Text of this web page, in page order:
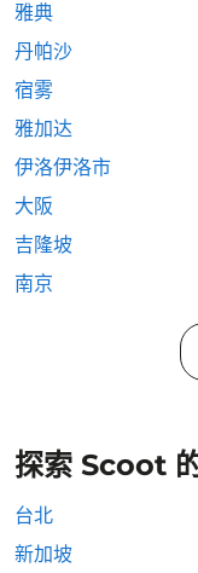
雅典
丹帕沙
宿雾
雅加达
伊洛伊洛市
大阪
吉隆坡
南京
探索 Scoot
台北
新加坡